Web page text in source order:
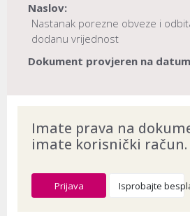
Naslov:
Nastanak porezne obveze i
dodanu vrijednost
Dokument provjeren na
Imate prava na
imate korisnički račun.
Prijava Isprobajte